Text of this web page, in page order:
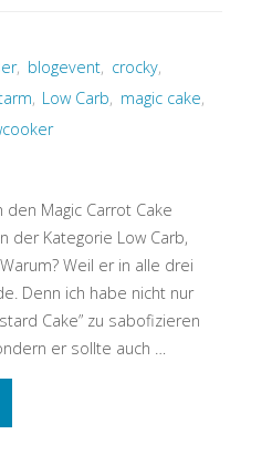
, blogevent, crocky,
, Low Carb, magic cake,
den Magic Carrot Cake
der Kategorie Low Carb,
Weil er in alle drei
Denn ich habe nicht nur
Cake” zu sabofizieren
er sollte auch …